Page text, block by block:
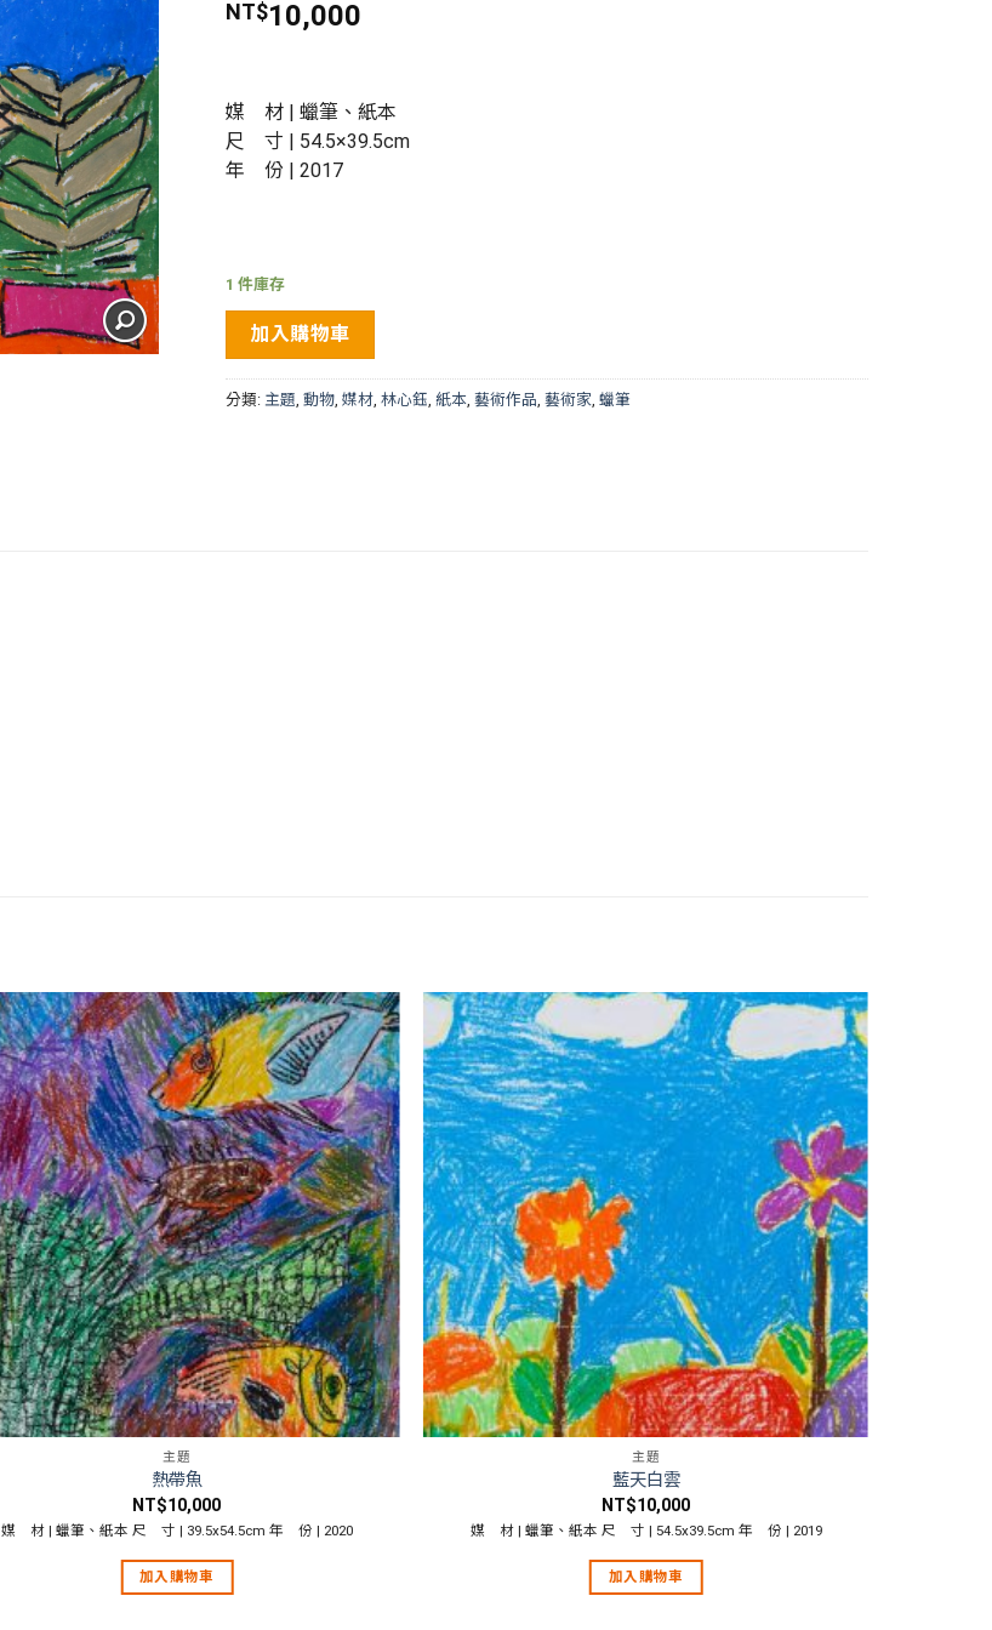
NT$10,000
媒 材 | 蠟筆、紙本
尺 寸 | 54.5×39.5cm
年 份 | 2017
1 件庫存
加入購物車
分類: 主題 動物 媒材 林心鈺 紙本 藝術作品 藝術家 蠟筆
主題
熱帶魚
NT$10,000
媒 材 | 蠟筆、紙本 尺 寸 | 39.5x54.5cm 年 份 | 2020
加入購物車
主題
藍天白雲
NT$10,000
媒 材 | 蠟筆、紙本 尺 寸 | 54.5x39.5cm 年 份 | 2019
加入購物車